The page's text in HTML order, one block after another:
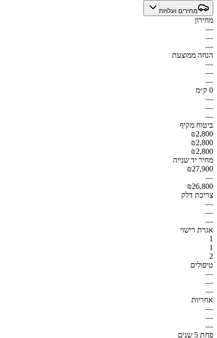
מחירים ועלויות
מחירון
—
—
—
הנחה ממוצעת
—
—
—
0 ק״מ
—
—
—
ביטוח מקיף
₪2,800
₪2,800
₪2,800
מחיר יד שנייה
₪27,900
—
₪26,800
צריכת דלק
—
—
—
אגרת רישוי
1
1
2
טיפולים
—
—
—
אחריות
—
—
—
פחת 5 שנים